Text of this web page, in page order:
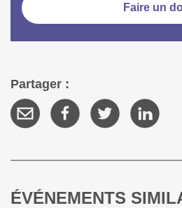
Faire un
Partager :
ÉVÉNEMENTS